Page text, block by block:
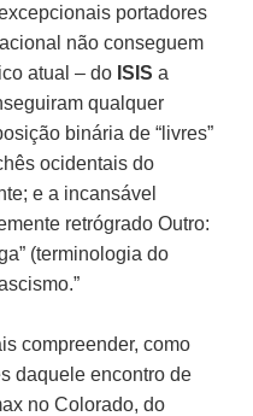
portadores
não conseguem
atual – do ISIS a
qualquer
binária de “livres”
ocidentais do
e a incansável
retrógrado Outro:
(terminologia do
compreender, como
daquele encontro de
no Colorado, do